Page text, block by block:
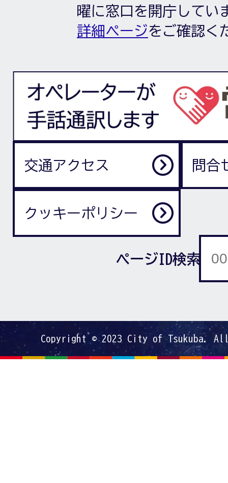
曜に窓口を開庁してい
詳細ページをご確認く
交通アクセス 問合
クッキーポリシー
ページID検索
Copyright © 2023 City of Tsukuba.